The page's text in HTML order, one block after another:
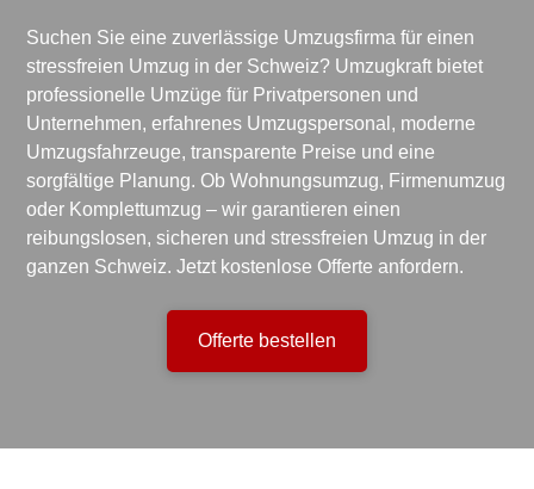
Suchen Sie eine zuverlässige Umzugsfirma für einen
stressfreien Umzug in der Schweiz? Umzugkraft bietet
professionelle Umzüge für Privatpersonen und
Unternehmen, erfahrenes Umzugspersonal, moderne
Umzugsfahrzeuge, transparente Preise und eine
sorgfältige Planung. Ob Wohnungsumzug, Firmenumzug
oder Komplettumzug – wir garantieren einen
reibungslosen, sicheren und stressfreien Umzug in der
ganzen Schweiz. Jetzt kostenlose Offerte anfordern.
Offerte bestellen